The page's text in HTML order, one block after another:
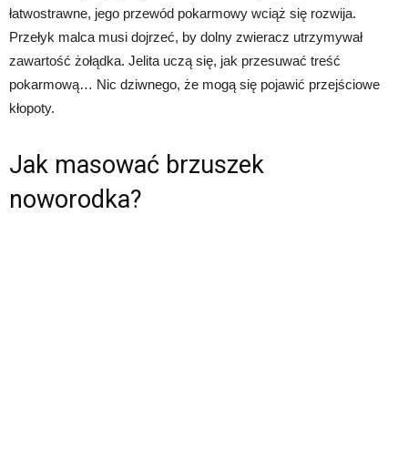
łatwostrawne, jego przewód pokarmowy wciąż się rozwija.
Przełyk malca musi dojrzeć, by dolny zwieracz utrzymywał
zawartość żołądka. Jelita uczą się, jak przesuwać treść
pokarmową… Nic dziwnego, że mogą się pojawić przejściowe
kłopoty.
Jak masować brzuszek
noworodka?